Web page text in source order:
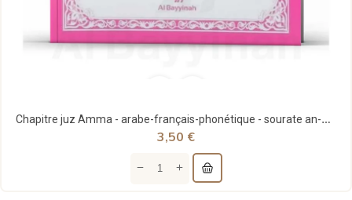
Chapitre juz Amma - arabe-français-phonétique - sourate an-Naba (78) à an-Nâs (114) - Rose - al...
3,50 €